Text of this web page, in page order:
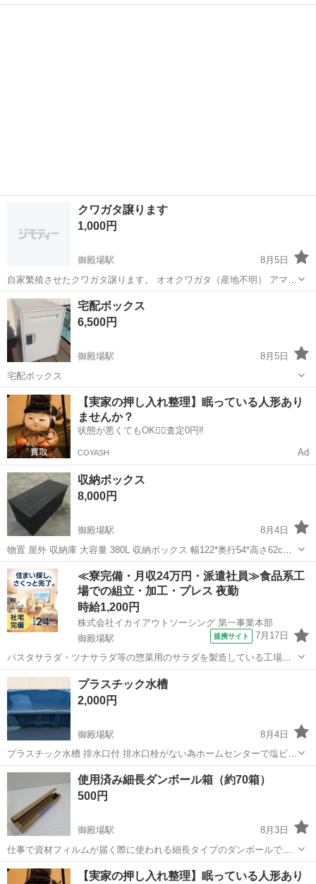
10本程。 コンテナ水槽 水槽のみ 配送要相談
クワガタ譲ります
1,000円
御殿場駅
8月5日
自家繁殖させたクワガタ譲ります。 オオクワガタ（産地不明） アマミ
ヒラタクワガタ スジブトヒラタクワガタ 本土ヒラタクワガタ ペアで
1000〜1500円です。 ご質問あれば、気軽にお聞き下さい。 取引場所
や時間は相談して決め...
静岡 御殿場市 御殿場駅
宅配ボックス
6,500円
御殿場駅
8月5日
宅配ボックス
静岡 御殿場市 御殿場駅 その他 宅配ボックス
【実家の押し入れ整理】眠っている人形あり
ませんか？
状態が悪くてもOK🙆‍♀️査定0円‼️
COYASH Ad
収納ボックス
8,000円
御殿場駅
8月4日
物置 屋外 収納庫 大容量 380L 収納ボックス 幅122*奥行54*高さ62cm
倉庫 防水 耐候樹脂製 ベランダ収納 ストッカー 収納ベンチ コンテナ
ボックス ベ 耐荷重200kg 比較的綺麗です。 神経質な方はご遠慮...
静岡 御殿場市 御殿場駅 その他 ボックス
≪寮完備・月収24万円・派遣社員≫食品系工
場での組立・加工・プレス 夜勤
時給1,200円
株式会社イカイアウトソーシング 第一事業本部
御殿場駅
提携サイト 7月17日
パスタサラダ・ツナサラダ等の惣菜用のサラダを製造している工場で
のお仕事です。 お仕事内容 / 2222-2 パスタサラダ・ツナサラダ等の惣
菜用のサラダを製造している工場でのお仕事です。 サラダに使う食材
の計量や機械へ充填作...
静岡 御殿場市 御殿場駅 その他
プラスチック水槽
2,000円
御殿場駅
8月4日
プラスチック水槽 排水口付 排水口栓がない為ホームセンターで塩ビジ
ョイント、排水バルブをご購入下さい。 配送要相談
静岡 御殿場市 御殿場駅 その他 水槽
使用済み細長ダンボール箱（約70箱）
500円
御殿場駅
8月3日
仕事で資材フィルムが届く際に使われる細長タイプのダンボールで
す。 いつの間にか結構な量になっていました。 サイズは
85×85×620mm。 夏休みの工作・DIY・梱包などに活用できると思い、
静岡 御殿場市 御殿場駅 その他 ダンボール箱
【実家の押し入れ整理】眠っている人形あり